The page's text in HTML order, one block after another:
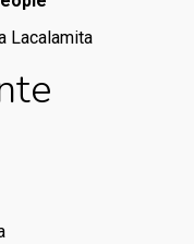
Lacalamita